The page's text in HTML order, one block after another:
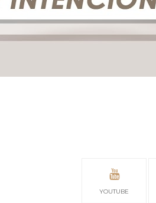
YOUTUBE